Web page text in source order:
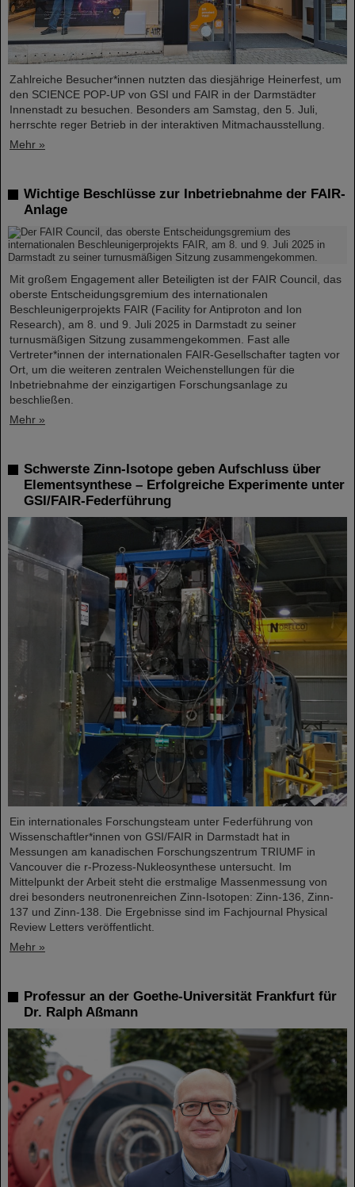
Zahlreiche Besucher*innen nutzten das diesjährige Heinerfest, um
den SCIENCE POP-UP von GSI und FAIR in der Darmstädter
Innenstadt zu besuchen. Besonders am Samstag, den 5. Juli,
herrschte reger Betrieb in der interaktiven Mitmachausstellung.
Mehr »
Wichtige Beschlüsse zur Inbetriebnahme der FAIR-
Anlage
Mit großem Engagement aller Beteiligten ist der FAIR Council, das
oberste Entscheidungsgremium des internationalen
Beschleunigerprojekts FAIR (Facility for Antiproton and Ion
Research), am 8. und 9. Juli 2025 in Darmstadt zu seiner
turnusmäßigen Sitzung zusammengekommen. Fast alle
Vertreter*innen der internationalen FAIR-Gesellschafter tagten vor
Ort, um die weiteren zentralen Weichenstellungen für die
Inbetriebnahme der einzigartigen Forschungsanlage zu
beschließen.
Mehr »
Schwerste Zinn-Isotope geben Aufschluss über
Elementsynthese – Erfolgreiche Experimente unter
GSI/FAIR-Federführung
Ein internationales Forschungsteam unter Federführung von
Wissenschaftler*innen von GSI/FAIR in Darmstadt hat in
Messungen am kanadischen Forschungszentrum TRIUMF in
Vancouver die r-Prozess-Nukleosynthese untersucht. Im
Mittelpunkt der Arbeit steht die erstmalige Massenmessung von
drei besonders neutronenreichen Zinn-Isotopen: Zinn-136, Zinn-
137 und Zinn-138. Die Ergebnisse sind im Fachjournal Physical
Review Letters veröffentlicht.
Mehr »
Professur an der Goethe-Universität Frankfurt für
Dr. Ralph Aßmann